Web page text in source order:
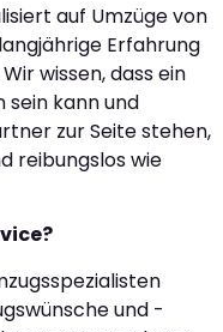
auf Umzüge von
Erfahrung
wissen, dass ein
sein kann und
zur Seite stehen,
reibungslos wie
und -